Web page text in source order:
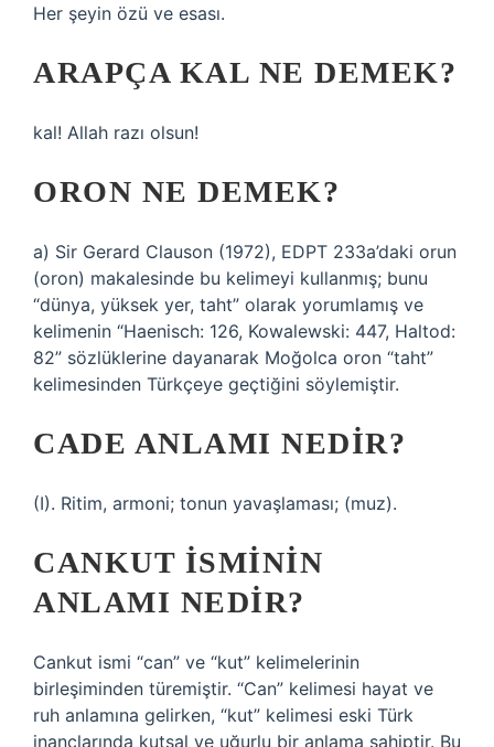
Her şeyin özü ve esası.
ARAPÇA KAL NE DEMEK?
kal! Allah razı olsun!
ORON NE DEMEK?
a) Sir Gerard Clauson (1972), EDPT 233a’daki orun
(oron) makalesinde bu kelimeyi kullanmış; bunu
“dünya, yüksek yer, taht” olarak yorumlamış ve
kelimenin “Haenisch: 126, Kowalewski: 447, Haltod:
82” sözlüklerine dayanarak Moğolca oron “taht”
kelimesinden Türkçeye geçtiğini söylemiştir.
CADE ANLAMI NEDIR?
(I). Ritim, armoni; tonun yavaşlaması; (muz).
CANKUT ISMININ
ANLAMI NEDIR?
Cankut ismi “can” ve “kut” kelimelerinin
birleşiminden türemiştir. “Can” kelimesi hayat ve
ruh anlamına gelirken, “kut” kelimesi eski Türk
inançlarında kutsal ve uğurlu bir anlama sahiptir. Bu